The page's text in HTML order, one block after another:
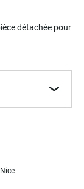
détachée pour